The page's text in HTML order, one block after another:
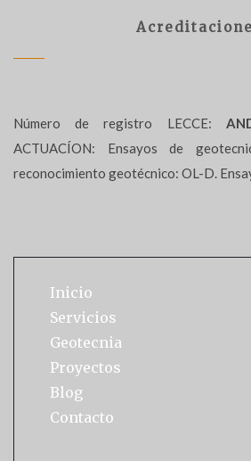
Número de registro LECCE:
ACTUACÍON: Ensayos de
reconocimiento geotécnico: OL-D.
Inicio
Servicios
Geotecnia
Proyectos
Blog
Contacto